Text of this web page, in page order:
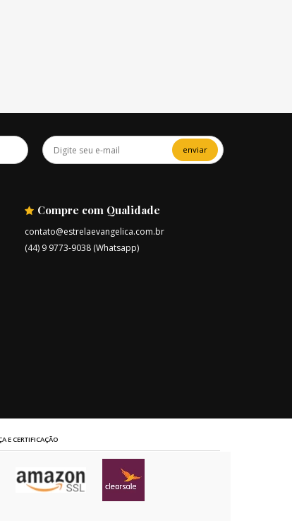
enviar
Compre com Qualidade
contato@estrelaevangelica.com.br
(44) 9 9773-9038 (Whatsapp)
E CERTIFICAÇÃO